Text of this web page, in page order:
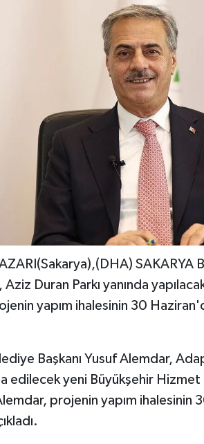
SAKARYA
Aziz Duran Parkı yanında
yapım ihalesinin 30
Başkanı Yusuf Alemdar,
edilecek yeni Büyükşehir Hizmet
projenin yapım ihalesinin